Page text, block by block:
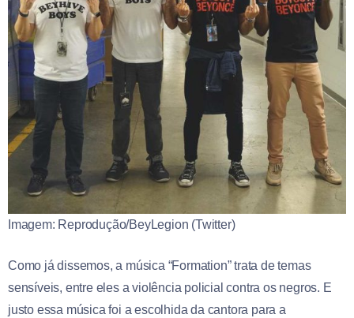
Imagem: Reprodução/BeyLegion (Twitter)
Como já dissemos, a música “Formation” trata de temas
sensíveis, entre eles a violência policial contra os negros. E
justo essa música foi a escolhida da cantora para a